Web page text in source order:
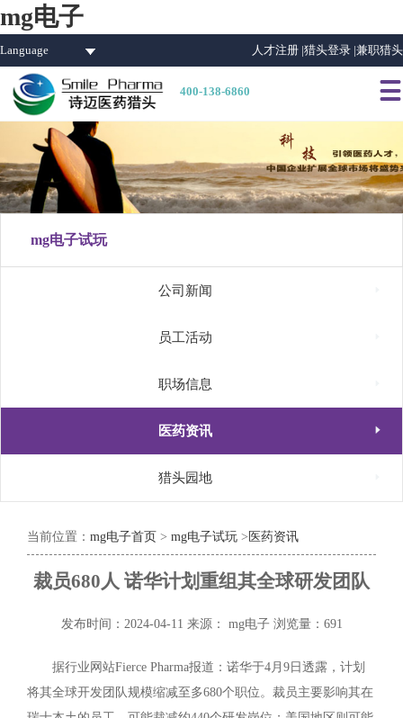
mg电子
Language 人才注册 |猎头登录 |兼职猎头
400-138-6860 
mg电子试玩
公司新闻
员工活动
职场信息
医药资讯 
猎头园地
当前位置： mg电子首页 > mg电子试玩 > 医药资讯
裁员680人 诺华计划重组其全球研发团队
发布时间：2024-04-11 来源： mg电子 浏览量：691
据行业网站Fierce Pharma报道：诺华于4月9日透露，计划
将其全球开发团队规模缩减至多680个职位。裁员主要影响其在